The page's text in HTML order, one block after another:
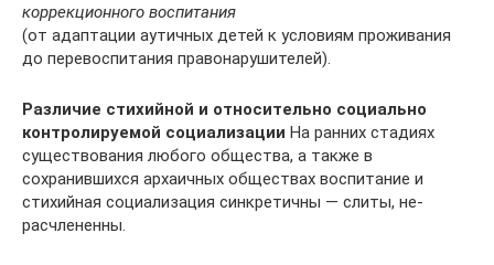
коррекционного воспи­тания
(от адаптации аутичных детей к условиям проживания
до перевоспитания правонарушителей).
Различие стихийной и относительно социально
контролируемой социализации На ранних стадиях
существования любо­го общества, а также в
сохранившихся ар­хаичных обществах воспитание и
стихийная социализация синкретичны — слиты, не-
расчлененны.